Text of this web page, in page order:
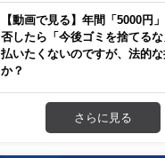
【動画で見る】年間「5000円
否したら「今後ゴミを捨てる
払いたくないのですが、法的
か？
さらに見る